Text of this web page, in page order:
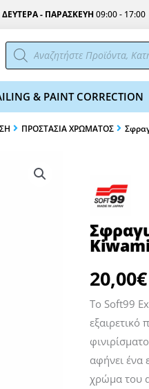
ΔΕΥΤΕΡΑ - ΠΑΡΑΣΚΕΥΗ 09:00 - 17:00
Αναζήτηση
προϊόντων
& PAINT CORRECTION
ΠΡΟΣΤΑΣΙΑ ΧΡΩΜΑΤΟΣ
20,00€
Το Soft99
εξαιρετικό
αφήνει ένα
χρώμα του